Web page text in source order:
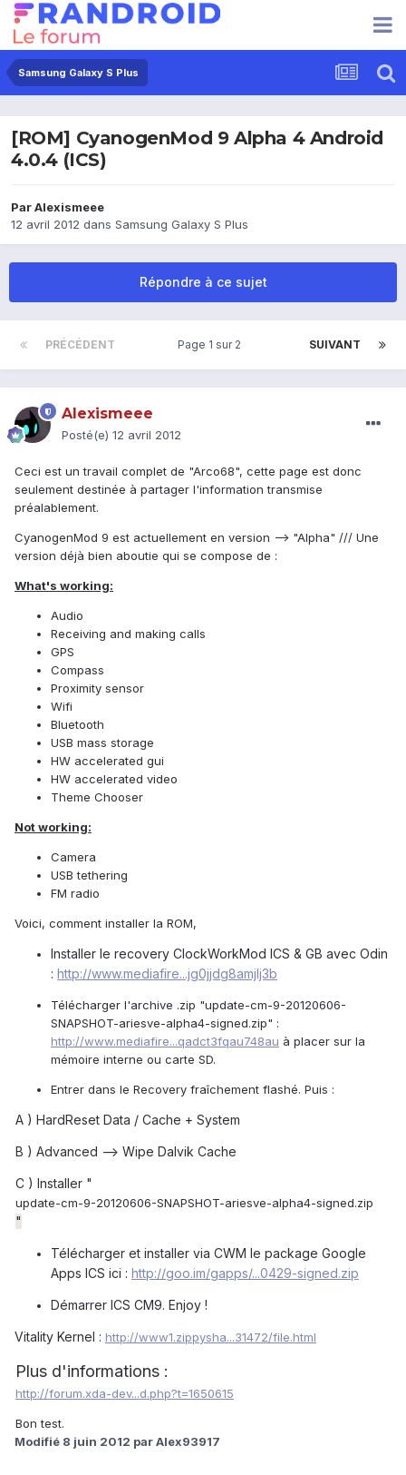
Samsung Galaxy S Plus
[ROM] CyanogenMod 9 Alpha 4 Android
4.0.4 (ICS)
ParAlexismeee
12 avril 2012 dans Samsung Galaxy S Plus
Répondre à ce sujet
PRÉCÉDENT SUIVANT
Page 1 sur 2
Alexismeee
Posté(e) 12 avril 2012
Ceci est un travail complet de "Arco68", cette page est donc
seulement destinée à partager l'information transmise
préalablement.
CyanogenMod 9 est actuellement en version --> "Alpha" /// Une
version déjà bien aboutie qui se compose de :
What's working:
Audio
Receiving and making calls
GPS
Compass
Proximity sensor
Wifi
Bluetooth
USB mass storage
HW accelerated gui
HW accelerated video
Theme Chooser
Not working:
Camera
USB tethering
FM radio
Voici, comment installer la ROM,
Installer le recovery ClockWorkMod ICS & GB avec Odin
: http://www.mediafire...jg0jjdg8amjlj3b
Télécharger l'archive .zip "update-cm-9-20120606-
SNAPSHOT-ariesve-alpha4-signed.zip" :
http://www.mediafire...qadct3fqau748au à placer sur la
mémoire interne ou carte SD.
Entrer dans le Recovery fraîchement flashé. Puis :
A ) HardReset Data / Cache + System
B ) Advanced --> Wipe Dalvik Cache
C ) Installer "
update-cm-9-20120606-SNAPSHOT-ariesve-alpha4-signed.zip
"
Télécharger et installer via CWM le package Google
Apps ICS ici : http://goo.im/gapps/...0429-signed.zip
Démarrer ICS CM9. Enjoy !
Vitality Kernel : http://www1.zippysha...31472/file.html
Plus d'informations :
http://forum.xda-dev...d.php?t=1650615
Bon test.
Modifié 8 juin 2012 par Alex93917